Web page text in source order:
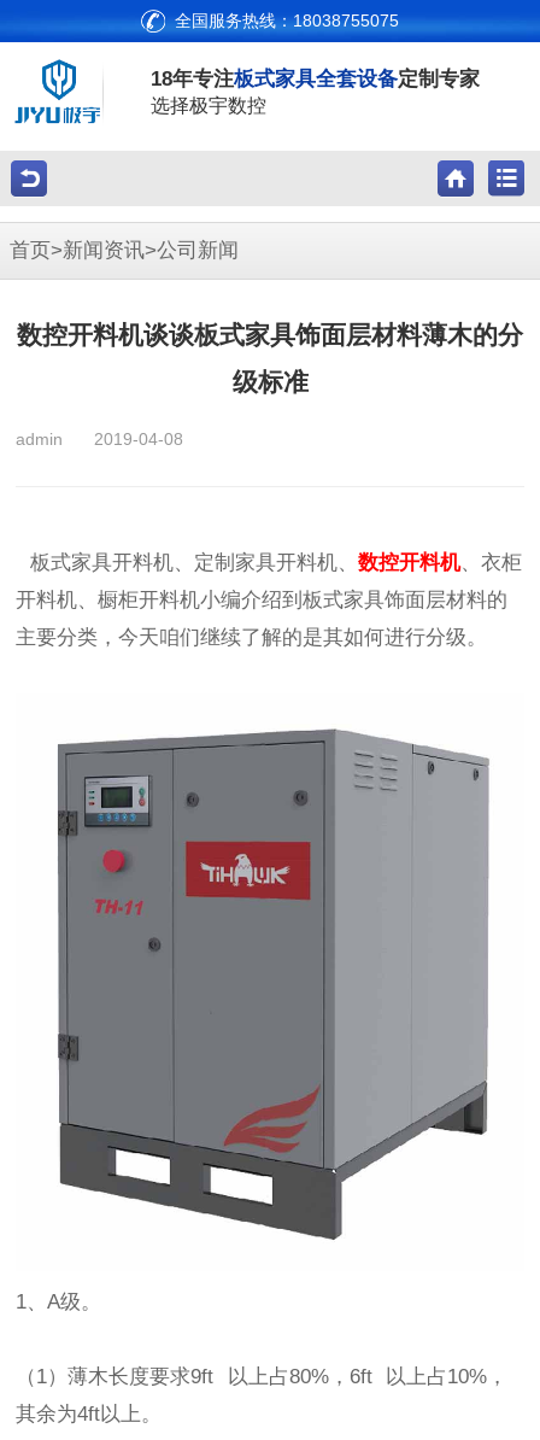
全国服务热线：18038755075
18年专注板式家具全套设备定制专家
选择极宇数控
首页>新闻资讯>公司新闻
数控开料机谈谈板式家具饰面层材料薄木的分
级标准
admin 2019-04-08
板式家具开料机、定制家具开料机、 数控开料机、衣柜
开料机、橱柜开料机小编介绍到板式家具饰面层材料的
主要分类，今天咱们继续了解的是其如何进行分级。
1、A级。
（1）薄木长度要求9ft 以上占80%，6ft 以上占10%，
其余为4ft以上。